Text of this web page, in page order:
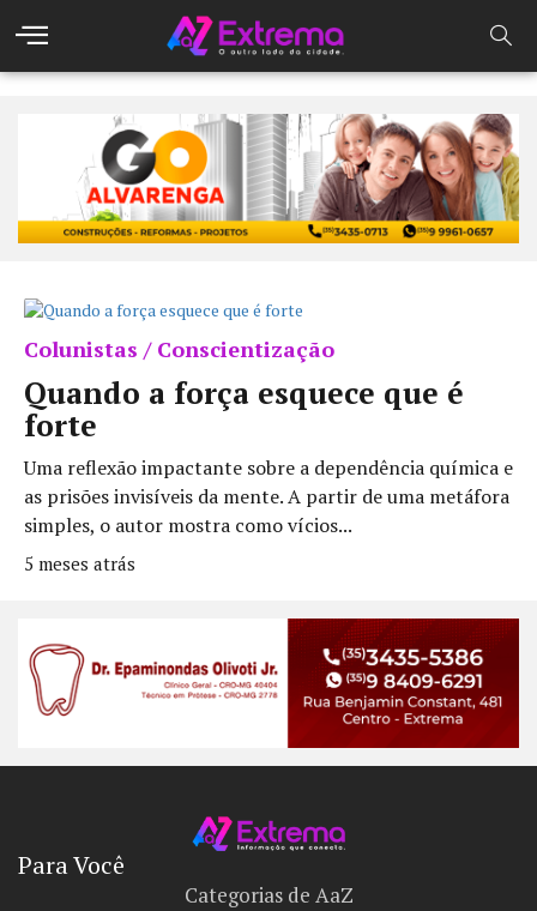
Colunistas / Conscientização
Quando a força esquece que é
forte
Uma reflexão impactante sobre a dependência química e
as prisões invisíveis da mente. A partir de uma metáfora
simples, o autor mostra como vícios...
5 meses atrás
Para Você
Categorias de AaZ